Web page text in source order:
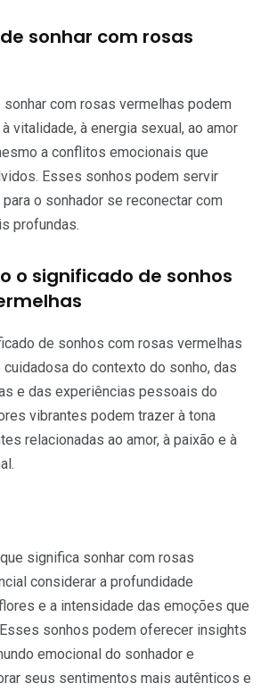
sonhar com rosas
com rosas vermelhas podem
vitalidade, à energia sexual, ao amor
a conflitos emocionais que
Esses sonhos podem servir
o sonhador se reconectar com
profundas.
o significado de sonhos
de sonhos com rosas vermelhas
cuidadosa do contexto do sonho, das
e das experiências pessoais do
vibrantes podem trazer à tona
relacionadas ao amor, à paixão e à
significa sonhar com rosas
considerar a profundidade
e a intensidade das emoções que
sonhos podem oferecer insights
emocional do sonhador e
seus sentimentos mais autênticos e